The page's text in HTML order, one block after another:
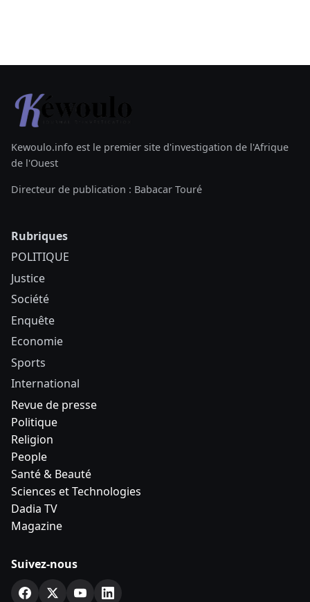
Kewoulo.info est le premier site d'investigation de l'Afrique
de l'Ouest
Directeur de publication : Babacar Touré
Rubriques
POLITIQUE
Justice
Société
Enquête
Economie
Sports
International
Revue de presse
Politique
Religion
People
Santé & Beauté
Sciences et Technologies
Dadia TV
Magazine
Suivez-nous